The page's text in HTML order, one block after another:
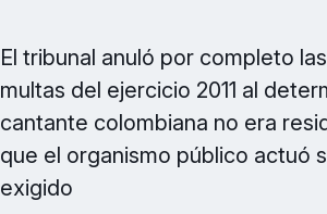
El tribunal anuló por completo
multas del ejercicio 2011 al
cantante colombiana no era
que el organismo público actuó
exigido